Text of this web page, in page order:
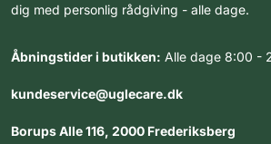
dig med personlig rådgiving - alle dage.
Åbningstider i butikken: Alle dage 8:00 -
kundeservice@uglecare.dk
Borups Alle 116, 2000 Frederiksberg